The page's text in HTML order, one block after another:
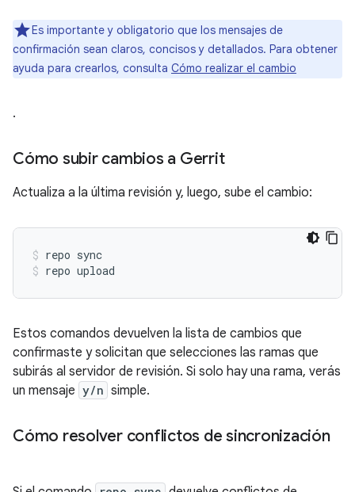
Es importante y obligatorio que los mensajes de
confirmación sean claros, concisos y detallados. Para obtener
ayuda para crearlos, consulta Cómo realizar el cambio
.
Cómo subir cambios a Gerrit
Actualiza a la última revisión y, luego, sube el cambio:
repo sync
repo upload
Estos comandos devuelven la lista de cambios que
confirmaste y solicitan que selecciones las ramas que
subirás al servidor de revisión. Si solo hay una rama, verás
un mensaje y/n simple.
Cómo resolver conflictos de sincronización